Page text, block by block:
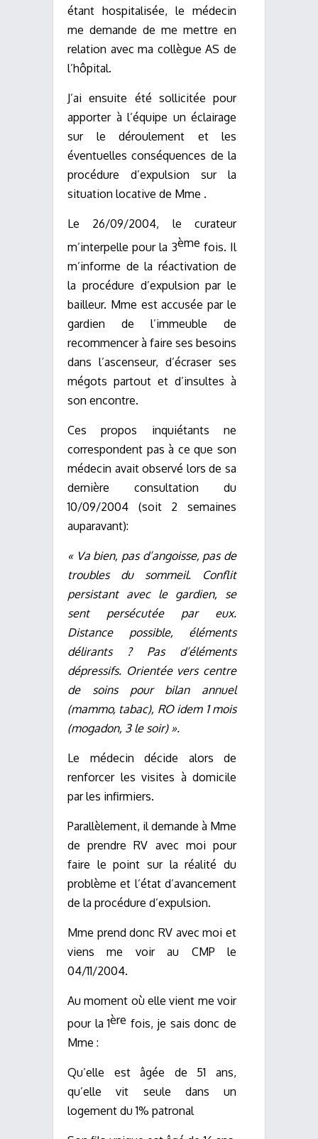
étant hospitalisée, le médecin
me demande de me mettre en
relation avec ma collègue AS de
l’hôpital.
J’ai ensuite été sollicitée pour
apporter à l’équipe un éclairage
sur le déroulement et les
éventuelles conséquences de la
procédure d’expulsion sur la
situation locative de Mme .
Le 26/09/2004, le curateur
m’interpelle pour la 3ème fois. Il
m’informe de la réactivation de
la procédure d’expulsion par le
bailleur. Mme est accusée par le
gardien de l’immeuble de
recommencer à faire ses besoins
dans l’ascenseur, d’écraser ses
mégots partout et d’insultes à
son encontre.
Ces propos inquiétants ne
correspondent pas à ce que son
médecin avait observé lors de sa
dernière consultation du
10/09/2004 (soit 2 semaines
auparavant):
« Va bien, pas d’angoisse, pas de
troubles du sommeil. Conflit
persistant avec le gardien, se
sent persécutée par eux.
Distance possible, éléments
délirants ? Pas d’éléments
dépressifs. Orientée vers centre
de soins pour bilan annuel
(mammo, tabac), RO idem 1 mois
(mogadon, 3 le soir) ».
Le médecin décide alors de
renforcer les visites à domicile
par les infirmiers.
Parallèlement, il demande à Mme
de prendre RV avec moi pour
faire le point sur la réalité du
problème et l’état d’avancement
de la procédure d’expulsion.
Mme prend donc RV avec moi et
viens me voir au CMP le
04/11/2004.
Au moment où elle vient me voir
pour la 1ère fois, je sais donc de
Mme :
Qu’elle est âgée de 51 ans,
qu’elle vit seule dans un
logement du 1% patronal